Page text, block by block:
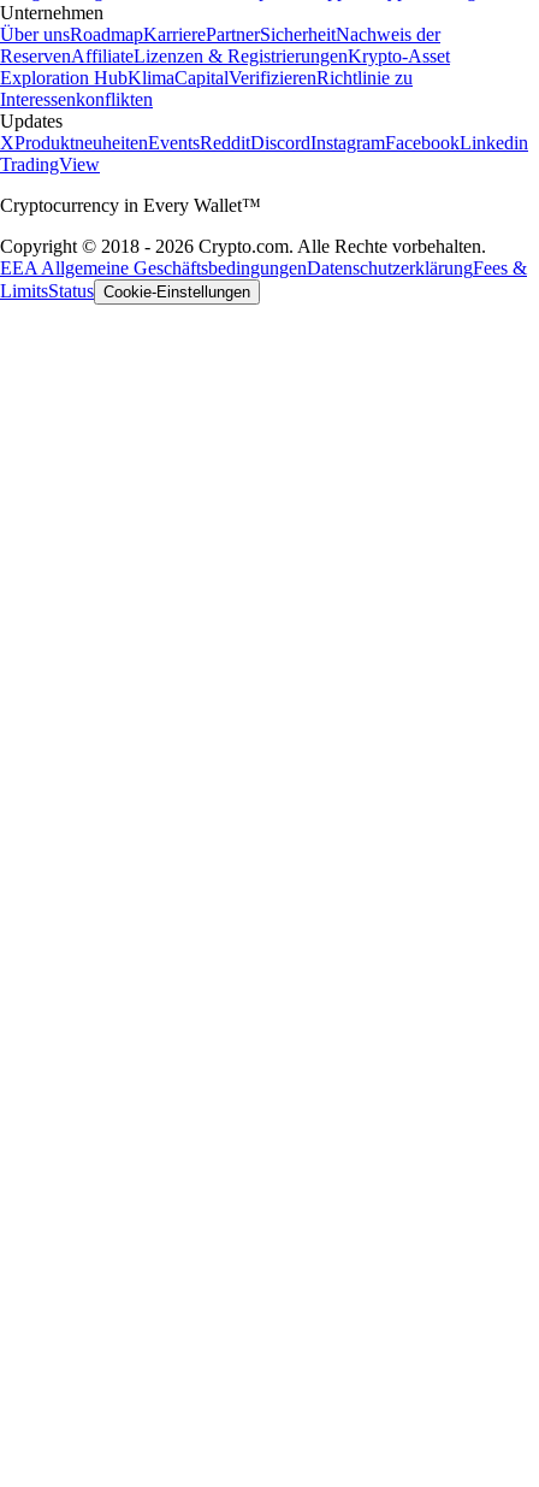
Unternehmen
Über unsRoadmapKarrierePartnerSicherheitNachweis der
ReservenAffiliateLizenzen & RegistrierungenKrypto-Asset
Exploration HubKlimaCapitalVerifizierenRichtlinie zu
Interessenkonflikten
Updates
XProduktneuheitenEventsRedditDiscordInstagramFacebookLinkedin
TradingView
Cryptocurrency in Every Wallet™
Copyright © 2018 - 2026 Crypto.com. Alle Rechte vorbehalten.
EEA Allgemeine GeschäftsbedingungenDatenschutzerklärungFees &
LimitsStatus Cookie-Einstellungen